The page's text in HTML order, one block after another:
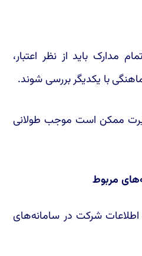
مدارک باید از نظر اعتبار،
با یکدیگر بررسی شوند.
ممکن است موجب طولانی
شرکت در سامانه‌های